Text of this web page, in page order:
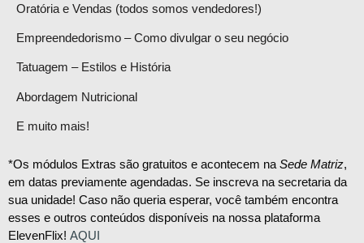
Oratória e Vendas (todos somos vendedores!)
Empreendedorismo – Como divulgar o seu negócio
Tatuagem – Estilos e História
Abordagem Nutricional
E muito mais!
*Os módulos Extras são gratuitos e acontecem na Sede Matriz,
em datas previamente agendadas. Se inscreva na secretaria da
sua unidade! Caso não queria esperar, você também encontra
esses e outros conteúdos disponíveis na nossa plataforma
ElevenFlix! AQUI